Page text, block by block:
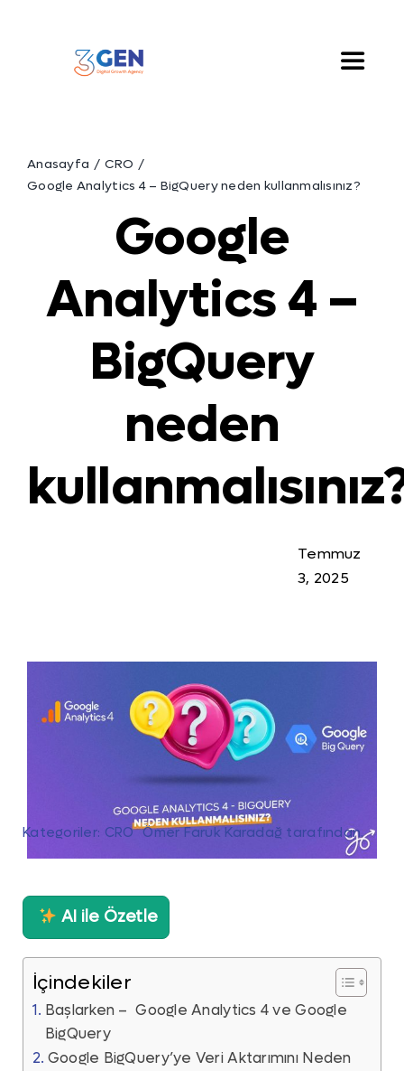
Toggle
Hizmetlerimiz
Çözümlerimiz
Blog
Anasayfa
CRO
Google Analytics 4 – BigQuery neden kullanmalısınız?
Google
Analytics 4 –
BigQuery
neden
Temmuz
3, 2025
Kategoriler: CRO Ömer Faruk Karadağ tarafından.
AI ile Özetle
İçindekiler
Başlarken – Google Analytics 4 ve Google
BigQuery
Google BigQuery’ye Veri Aktarımını Neden